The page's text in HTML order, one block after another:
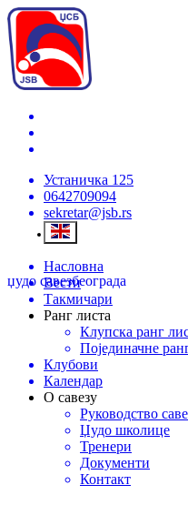
Устаничка 125
0642709094
sekretar@jsb.rs
џудо савезбеограда
Насловна
Вести
Такмичари
Ранг листа
Клупска ранг
Појединачне
Клубови
Календар
О савезу
Руководство
Џудо школице
Тренери
Документи
Контакт